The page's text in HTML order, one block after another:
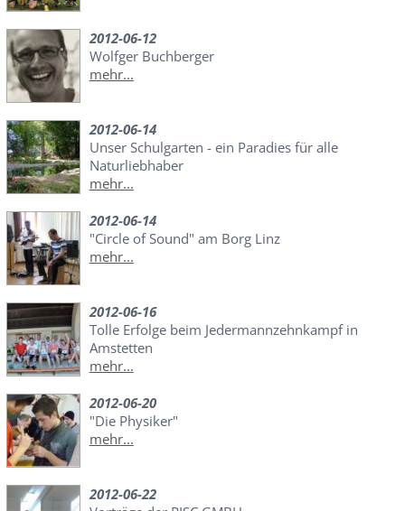
2012-06-12
Wolfger Buchberger
mehr...
2012-06-14
Unser Schulgarten - ein Paradies für alle
Naturliebhaber
mehr...
2012-06-14
"Circle of Sound" am Borg Linz
mehr...
2012-06-16
Tolle Erfolge beim Jedermannzehnkampf in
Amstetten
mehr...
2012-06-20
"Die Physiker"
mehr...
2012-06-22